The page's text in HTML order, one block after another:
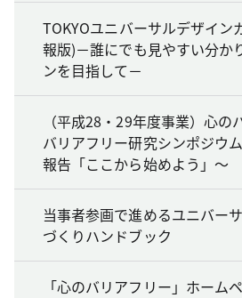
TOKYOユニバーサルデザイン
報版)－誰にでも見やすい分か
ンを目指して－
（平成28・29年度事業）心
バリアフリー研究シンポジウ
報告「ここから始めよう」～
当事者参画で進めるユニバー
づくりハンドブック
「心のバリアフリー」ホーム